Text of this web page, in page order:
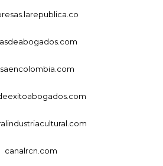
canalrcn.com